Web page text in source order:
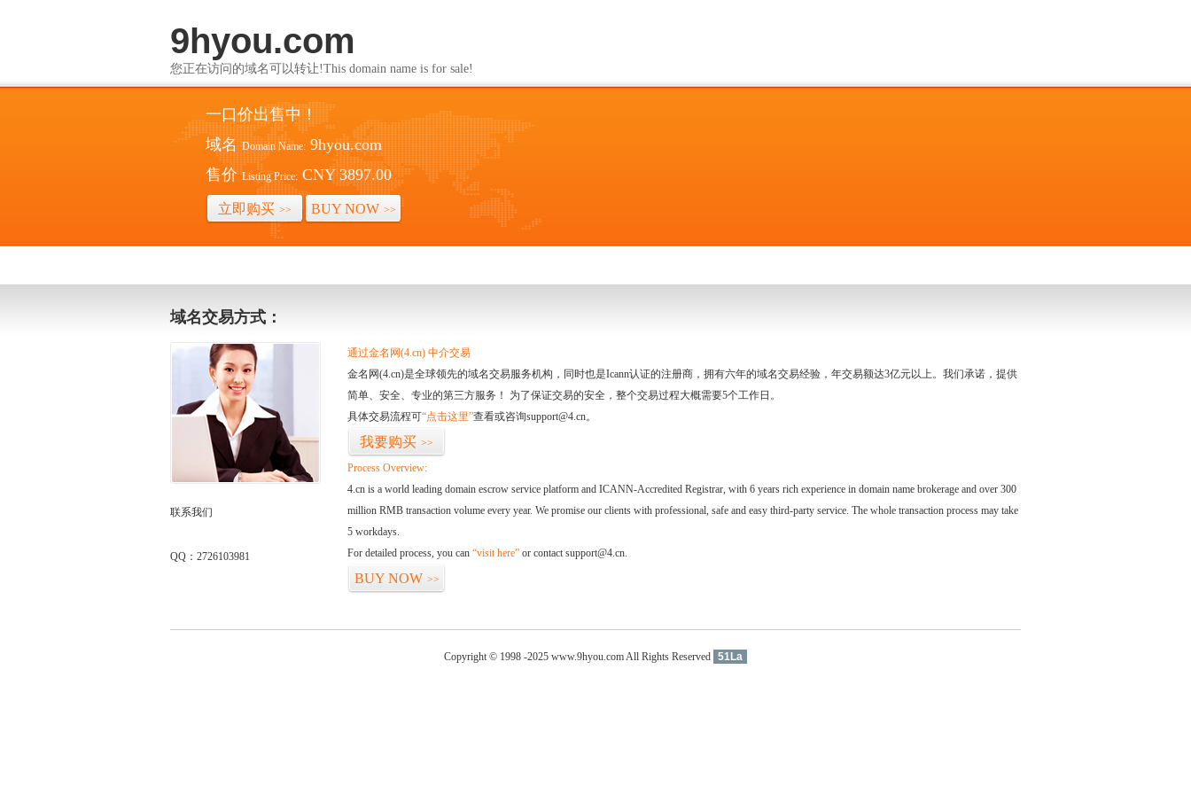
9hyou.com
您正在访问的域名可以转让!This domain name is for sale!
一口价出售中！
域名 Domain Name: 9hyou.com
售价 Listing Price: CNY 3897.00
立即购买 >> BUY NOW >>
域名交易方式：
联系我们
QQ：2726103981
通过金名网(4.cn) 中介交易
金名网(4.cn)是全球领先的域名交易服务机构，同时也是Icann认证的注册商，拥有六年的域名交易经验，年交易额达3亿元以上。我们承诺，提供
简单、安全、专业的第三方服务！ 为了保证交易的安全，整个交易过程大概需要5个工作日。
具体交易流程可“点击这里”查看或咨询support@4.cn。
我要购买 >>
Process Overview:
4.cn is a world leading domain escrow service platform and ICANN-Accredited Registrar, with 6 years rich experience in domain name brokerage and over 300
million RMB transaction volume every year. We promise our clients with professional, safe and easy third-party service. The whole transaction process may take
5 workdays.
For detailed process, you can “visit here” or contact support@4.cn.
BUY NOW >>
Copyright © 1998 -2025 www.9hyou.com All Rights Reserved 51La